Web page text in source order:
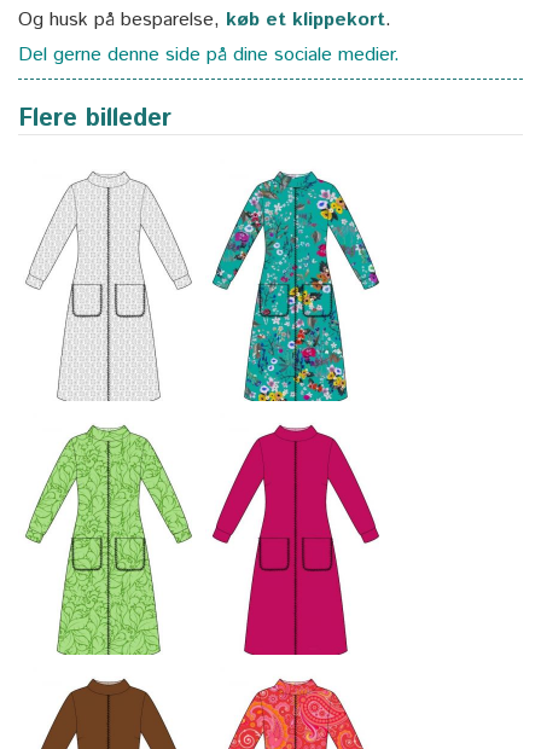
Og husk på besparelse, køb et klippekort.
Del gerne denne side på dine sociale medier.
Flere billeder